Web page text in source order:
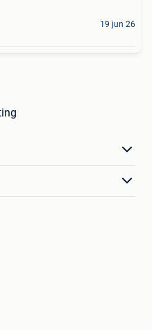
19 jun 26